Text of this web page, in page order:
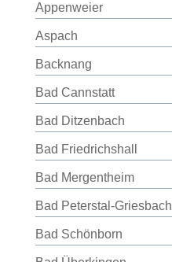
Appenweier
Aspach
Backnang
Bad Cannstatt
Bad Ditzenbach
Bad Friedrichshall
Bad Mergentheim
Bad Peterstal-Griesbach
Bad Schönborn